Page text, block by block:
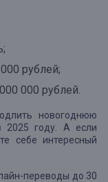
рублей;
000 рублей.
новогоднюю
2025 году. А если
себе интересный
переводы до 30